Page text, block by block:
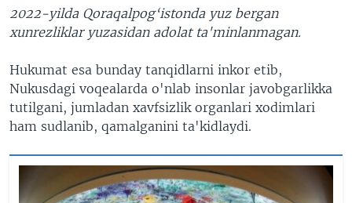
2022-yilda Qoraqalpog‘istonda yuz bergan
xunrezliklar yuzasidan adolat ta'minlanmagan.
Hukumat esa bunday tanqidlarni inkor etib,
Nukusdagi voqealarda o'nlab insonlar javobgarlikka
tutilgani, jumladan xavfsizlik organlari xodimlari
ham sudlanib, qamalganini ta'kidlaydi.